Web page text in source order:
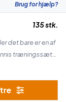
Brug for hjælp?
135 stk.
det bare er en af
træningssæt.